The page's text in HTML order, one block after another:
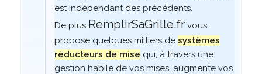
est indépendant des précédents.
De plus RemplirSaGrille.frvous
propose quelques milliers de systèmes
réducteurs de mise qui, à travers une
gestion habile de vos mises, augmente vos